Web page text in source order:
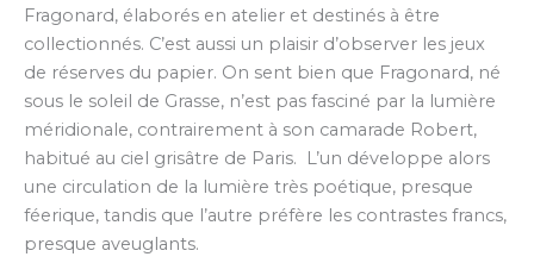
Fragonard, élaborés en atelier et destinés à être
collectionnés. C’est aussi un plaisir d’observer les jeux
de réserves du papier. On sent bien que Fragonard, né
sous le soleil de Grasse, n’est pas fasciné par la lumière
méridionale, contrairement à son camarade Robert,
habitué au ciel grisâtre de Paris. L’un développe alors
une circulation de la lumière très poétique, presque
féerique, tandis que l’autre préfère les contrastes francs,
presque aveuglants.